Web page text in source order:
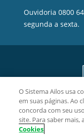
Ouvidoria 0800
segunda a sexta.
O Sistema Ailos usa
em suas páginas. Ao
concorda com seu
site. Para saber mais,
Cookies